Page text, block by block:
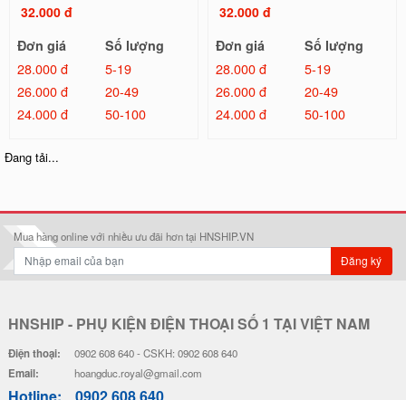
32.000 đ
Đơn giá
Số lượng
28.000 đ
5-19
26.000 đ
20-49
24.000 đ
50-100
32.000 đ
Đơn giá
Số lượng
28.000 đ
5-19
26.000 đ
20-49
24.000 đ
50-100
atrick
32.000 đ
Đơn giá
Số lượng
Ốp Lưng IMD Chống Sốc - Mẫu S
hin Chan
32.000 đ